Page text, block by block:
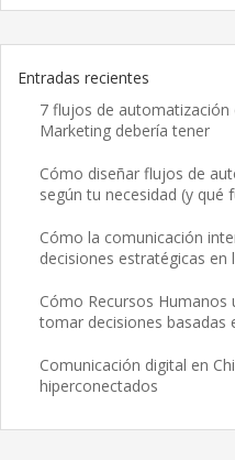
Entradas recientes
7 flujos de automatización
Marketing debería tener
Cómo diseñar flujos de
según tu necesidad (y qué
Cómo la comunicación
decisiones estratégicas en
Cómo Recursos Humanos
tomar decisiones basadas
Comunicación digital en
hiperconectados